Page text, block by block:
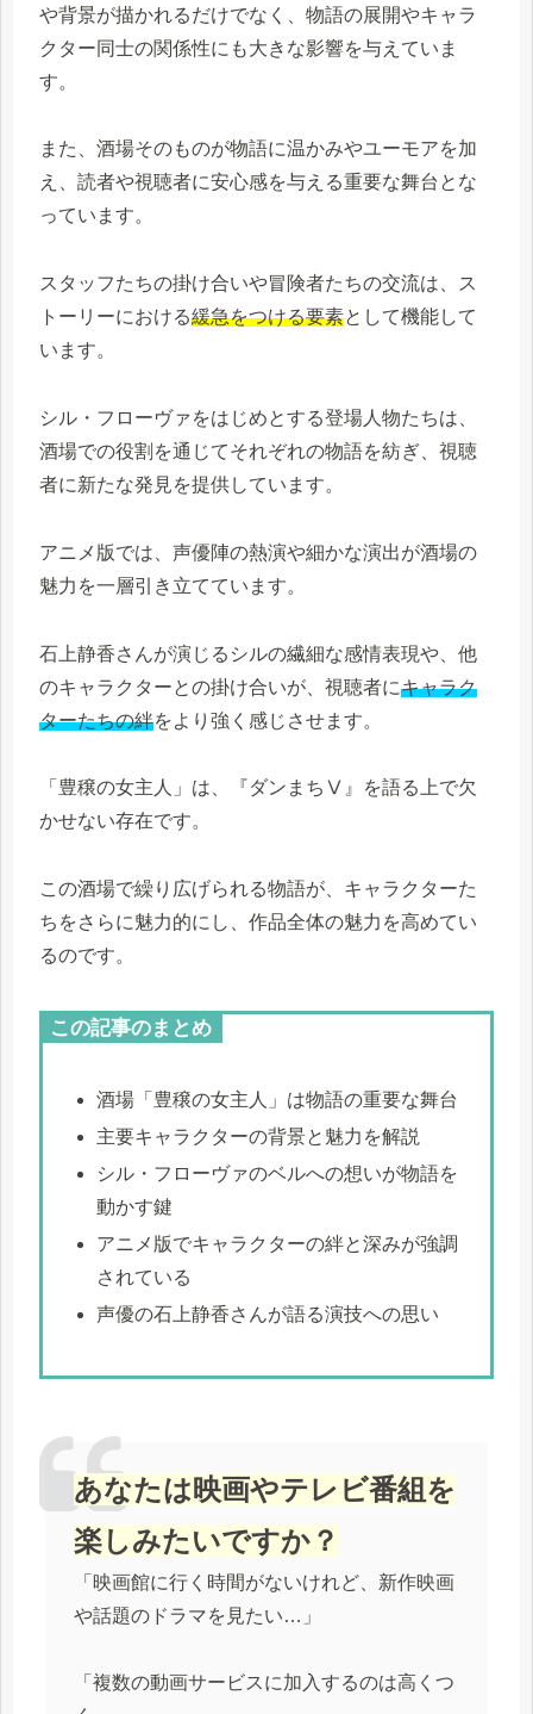
や背景が描かれるだけでなく、物語の展開やキャラ
クター同士の関係性にも大きな影響を与えていま
す。
また、酒場そのものが物語に温かみやユーモアを加
え、読者や視聴者に安心感を与える重要な舞台とな
っています。
スタッフたちの掛け合いや冒険者たちの交流は、ス
トーリーにおける緩急をつける要素として機能して
います。
シル・フローヴァをはじめとする登場人物たちは、
酒場での役割を通じてそれぞれの物語を紡ぎ、視聴
者に新たな発見を提供しています。
アニメ版では、声優陣の熱演や細かな演出が酒場の
魅力を一層引き立てています。
石上静香さんが演じるシルの繊細な感情表現や、他
のキャラクターとの掛け合いが、視聴者にキャラク
ターたちの絆をより強く感じさせます。
「豊穣の女主人」は、『ダンまちⅤ』を語る上で欠
かせない存在です。
この酒場で繰り広げられる物語が、キャラクターた
ちをさらに魅力的にし、作品全体の魅力を高めてい
るのです。
この記事のまとめ
酒場「豊穣の女主人」は物語の重要な舞台
主要キャラクターの背景と魅力を解説
シル・フローヴァのベルへの想いが物語を
動かす鍵
アニメ版でキャラクターの絆と深みが強調
されている
声優の石上静香さんが語る演技への思い
あなたは映画やテレビ番組を
楽しみたいですか？
「映画館に行く時間がないけれど、新作映画
や話題のドラマを見たい…」
「複数の動画サービスに加入するのは高くつ